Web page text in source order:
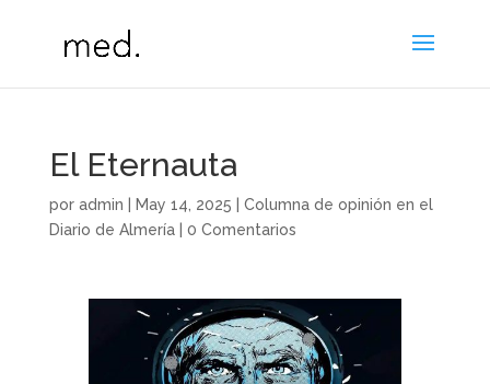
El Eternauta
por admin May 14, 2025
Columna de opinión en el
Diario de Almería| 0 Comentarios